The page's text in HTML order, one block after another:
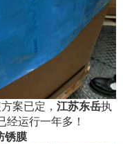
案已定， 江苏东岳执
经运行一年多！
锈膜